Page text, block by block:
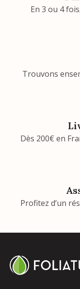
En 3 ou 4
Trouvons
Dès 200€ en
Profitez d’un